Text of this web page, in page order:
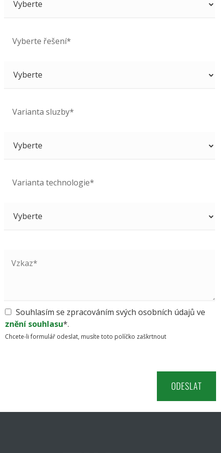
Vyberte řešení*
Varianta sluzby*
Varianta technologie*
Souhlasím se zpracováním svých osobních údajů ve
znění souhlasu*.
Chcete-li formulář odeslat, musíte toto políčko zaškrtnout